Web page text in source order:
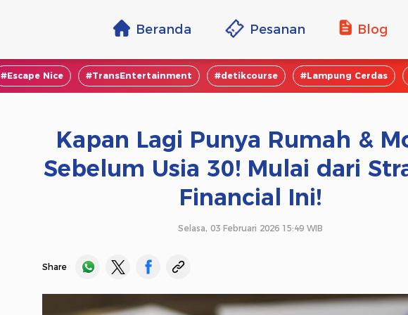
Beranda Pesanan Blog
#Escape Nice #TransEntertainment #detikcourse #Lampung Cerdas
Kapan Lagi Punya Rumah &
Sebelum Usia 30! Mulai dari
Financial Ini!
Selasa, 03 Februari 2026 15:49 WIB
Share